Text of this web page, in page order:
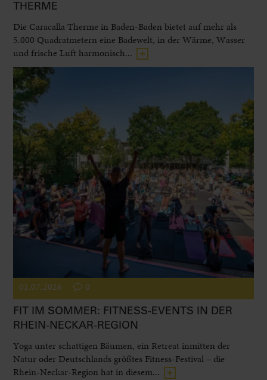
THERME
Die Caracalla Therme in Baden-Baden bietet auf mehr als
5.000 Quadratmetern eine Badewelt, in der Wärme, Wasser
und frische Luft harmonisch...
01.07.2026 0
FIT IM SOMMER: FITNESS-EVENTS IN DER
RHEIN-NECKAR-REGION
Yoga unter schattigen Bäumen, ein Retreat inmitten der
Natur oder Deutschlands größtes Fitness-Festival – die
Rhein-Neckar-Region hat in diesem...